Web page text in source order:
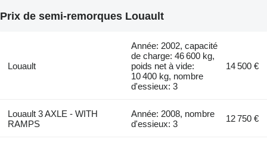
Prix de semi-remorques Louault
Louault
Année: 2002, capacité
de charge: 46 600 kg,
poids net à vide:
10 400 kg, nombre
d'essieux: 3
14 500 €
Louault 3 AXLE - WITH
RAMPS
Année: 2008, nombre
d'essieux: 3
12 750 €